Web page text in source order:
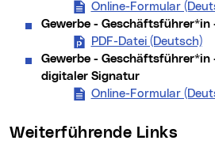
Online-Formular
Gewerbe - Geschäftsführer*in
PDF-Datei (Deutsch)
Gewerbe - Geschäftsführer*in
digitaler Signatur
Online-Formular
Weiterführende Links